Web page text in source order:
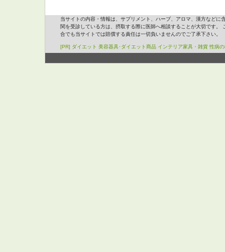
当サイトの内容・情報は、サプリメント、ハーブ、アロマ、漢方など
関を受診している方は、摂取する際に医師へ相談することが大切です
合でも当サイトでは賠償する責任は一切負いませんのでご了承下さい。
[PR] ダイエット 美容器具･ダイエット商品 インテリア家具・雑貨 性病